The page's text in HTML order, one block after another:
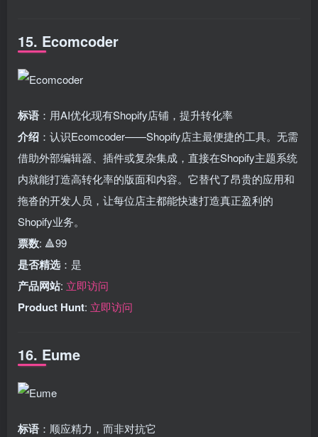
15. Ecomcoder
标语 ：用AI优化现有Shopify店铺，提升转化率
介绍 ：认识Ecomcoder——Shopify店主最便捷的工具。无需
借助外部编辑器、插件或复杂集成，直接在Shopify主题系统
内就能打造高转化率的版面和内容。它替代了昂贵的应用和
拖沓的开发人员，让每位店主都能快速打造真正盈利的
Shopify业务。
票数: 🔺99
是否精选 ：是
产品网站: 立即访问
Product Hunt: 立即访问
16. Eume
标语 ：顺应精力，而非对抗它